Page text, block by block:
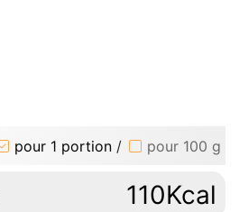
pour 1 portion / pour 100 g
110Kcal